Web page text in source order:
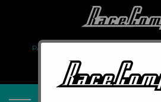
PARTENARIAT
COMPTE PRO